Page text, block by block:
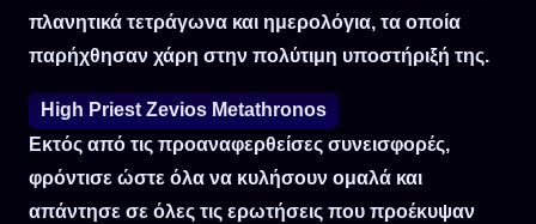
πλανητικά τετράγωνα και ημερολόγια, τα οποία
παρήχθησαν χάρη στην πολύτιμη υποστήριξή της.
High Priest Zevios Metathronos
Εκτός από τις προαναφερθείσες συνεισφορές,
φρόντισε ώστε όλα να κυλήσουν ομαλά και
απάντησε σε όλες τις ερωτήσεις που προέκυψαν